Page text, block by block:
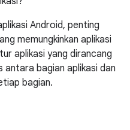
Android, penting
memungkinkan aplikasi
aplikasi yang dirancang
antara bagian aplikasi dan
bagian.